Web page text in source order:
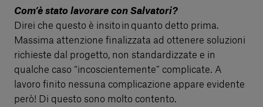
Com’è stato lavorare con Salvatori?
Direi che questo è insito in quanto detto prima.
Massima attenzione finalizzata ad ottenere soluzioni
richieste dal progetto, non standardizzate e in
qualche caso “incoscientemente” complicate. A
lavoro finito nessuna complicazione appare evidente
però! Di questo sono molto contento.